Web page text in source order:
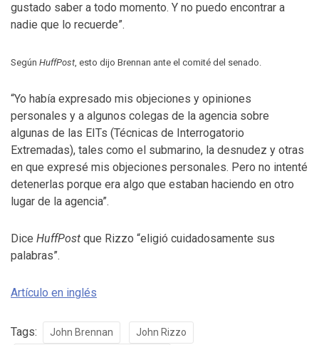
gustado saber a todo momento. Y no puedo encontrar a
nadie que lo recuerde”.
Según HuffPost, esto dijo Brennan ante el comité del senado.
“Yo había expresado mis objeciones y opiniones
personales y a algunos colegas de la agencia sobre
algunas de las EITs (Técnicas de Interrogatorio
Extremadas), tales como el submarino, la desnudez y otras
en que expresé mis objeciones personales. Pero no intenté
detenerlas porque era algo que estaban haciendo en otro
lugar de la agencia”.
Dice HuffPost que Rizzo “eligió cuidadosamente sus
palabras”.
Artículo en inglés
Tags: John Brennan John Rizzo